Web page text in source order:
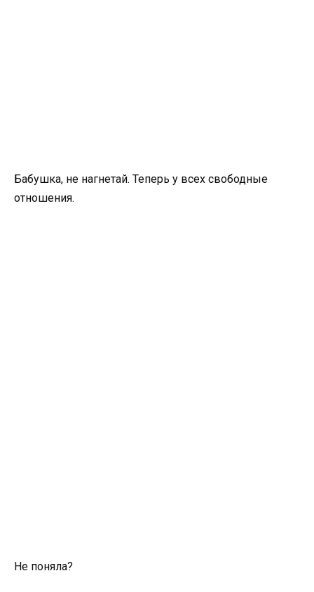
Бабушка, не нагнетай. Теперь у всех свободные
отношения.
Не поняла?